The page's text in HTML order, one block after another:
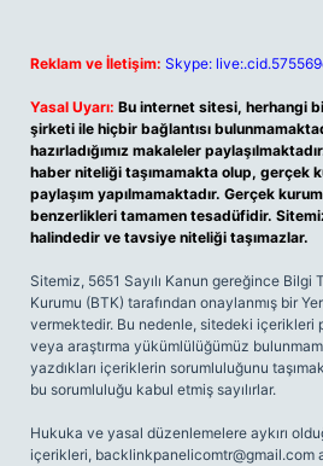
Reklam ve İletişim: Skype:
Yasal Uyarı: Bu internet sitesi, herhangi
şirketi ile hiçbir bağlantısı
hazırladığımız makaleler
haber niteliği taşımamakta olup, gerçek
paylaşım yapılmamaktadır. Gerçek
benzerlikleri tamamen tesadüfidir.
halindedir ve tavsiye niteliği taşımazlar.
Sitemiz, 5651 Sayılı Kanun gereğince Bilgi
Kurumu (BTK) tarafından onaylanmış bir
vermektedir. Bu nedenle, sitedeki içerikleri
veya araştırma yükümlülüğümüz
yazdıkları içeriklerin sorumluluğunu
bu sorumluluğu kabul etmiş sayılırlar.
Hukuka ve yasal düzenlemelere aykırı
içerikleri, backlinkpanelicomtr@gmail.com